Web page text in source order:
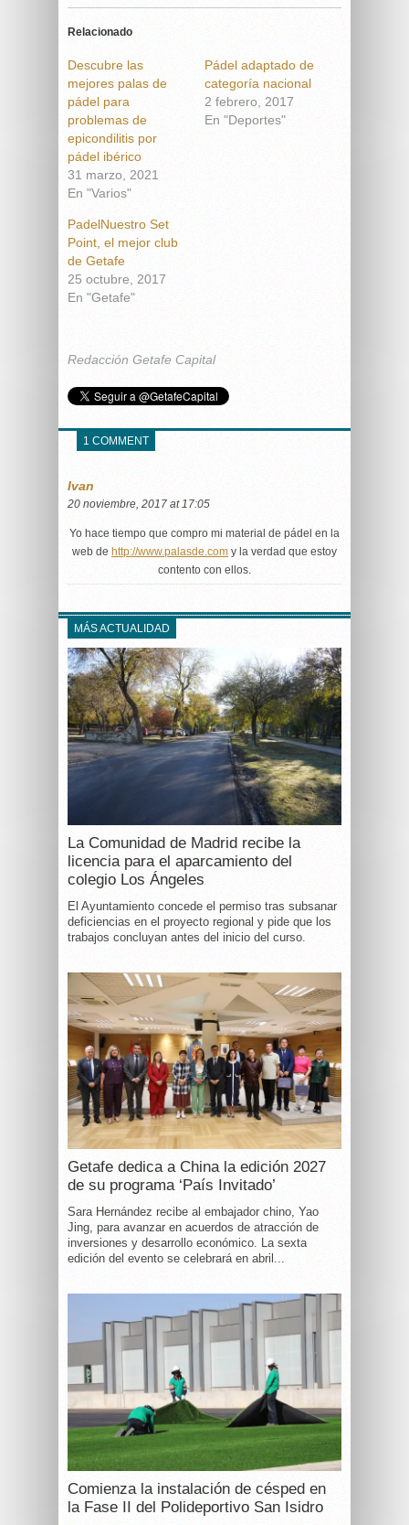
Relacionado
Descubre las
mejores palas de
pádel para
problemas de
epicondilitis por
pádel ibérico
31 marzo, 2021
En "Varios"
Pádel adaptado de
categoría nacional
2 febrero, 2017
En "Deportes"
PadelNuestro Set
Point, el mejor club
de Getafe
25 octubre, 2017
En "Getafe"
Redacción Getafe Capital
1 COMMENT
Ivan
20 noviembre, 2017 at 17:05
Yo hace tiempo que compro mi material de pádel en la
web de http://www.palasde.com y la verdad que estoy
contento con ellos.
MÁS ACTUALIDAD
La Comunidad de Madrid recibe la
licencia para el aparcamiento del
colegio Los Ángeles
El Ayuntamiento concede el permiso tras subsanar
deficiencias en el proyecto regional y pide que los
trabajos concluyan antes del inicio del curso.
Getafe dedica a China la edición 2027
de su programa ‘País Invitado’
Sara Hernández recibe al embajador chino, Yao
Jing, para avanzar en acuerdos de atracción de
inversiones y desarrollo económico. La sexta
edición del evento se celebrará en abril...
Comienza la instalación de césped en
la Fase II del Polideportivo San Isidro